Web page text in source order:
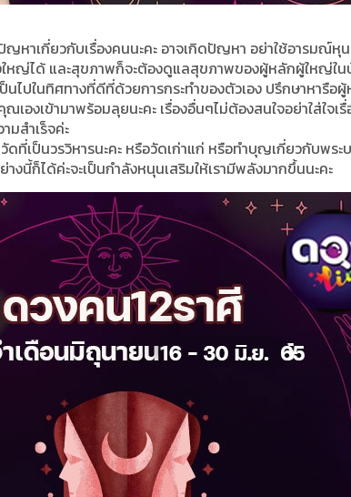
ญหาเกี่ยวกับเรื่องคนนะคะ อาจเกิดปัญหา อย่าใช้อารมณ์หุ
งใหญ่ได้ และสุขภาพก็จะต้องดูแลสุขภาพของผู้หลักผู้ใหญ่ใน
นไปในทิศทางที่ดีที่ด้วยการกระทำของตัวเอง ปรึกษาหารื
องเข้ามาพร้อมลุยนะคะ เรื่องอื่นๆไม่ต้องสนใจอย่าใส่ใจเ
มสำเร็จค่ะ
ดที่เป็นวรวิหารนะคะ หรือวัดเก่าแก่ หรือทำบุญเกี่ยวกับพร
งนี้ก็ได้ค่ะจะเป็นกำลังหนุนเสริมให้เรามีพลังมากขึ้นนะคะ